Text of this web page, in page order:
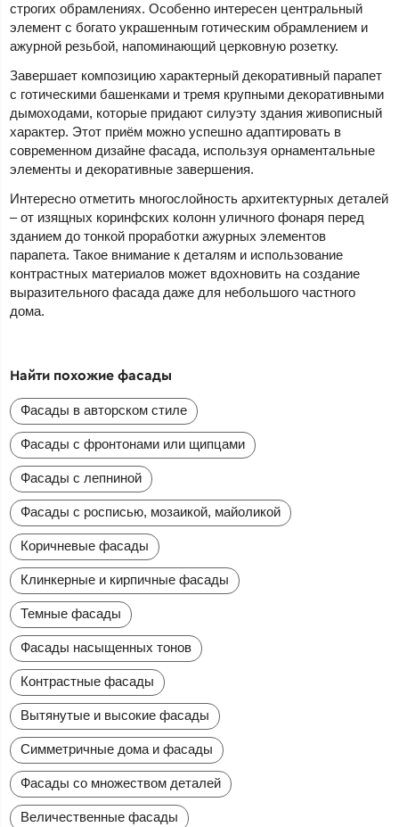
строгих обрамлениях. Особенно интересен центральный
элемент с богато украшенным готическим обрамлением и
ажурной резьбой, напоминающий церковную розетку.
Завершает композицию характерный декоративный парапет
с готическими башенками и тремя крупными декоративными
дымоходами, которые придают силуэту здания живописный
характер. Этот приём можно успешно адаптировать в
современном дизайне фасада, используя орнаментальные
элементы и декоративные завершения.
Интересно отметить многослойность архитектурных деталей
– от изящных коринфских колонн уличного фонаря перед
зданием до тонкой проработки ажурных элементов
парапета. Такое внимание к деталям и использование
контрастных материалов может вдохновить на создание
выразительного фасада даже для небольшого частного
дома.
Найти похожие фасады
Фасады в авторском стиле
Фасады с фронтонами или щипцами
Фасады с лепниной
Фасады с росписью, мозаикой, майоликой
Коричневые фасады
Клинкерные и кирпичные фасады
Темные фасады
Фасады насыщенных тонов
Контрастные фасады
Вытянутые и высокие фасады
Симметричные дома и фасады
Фасады со множеством деталей
Величественные фасады